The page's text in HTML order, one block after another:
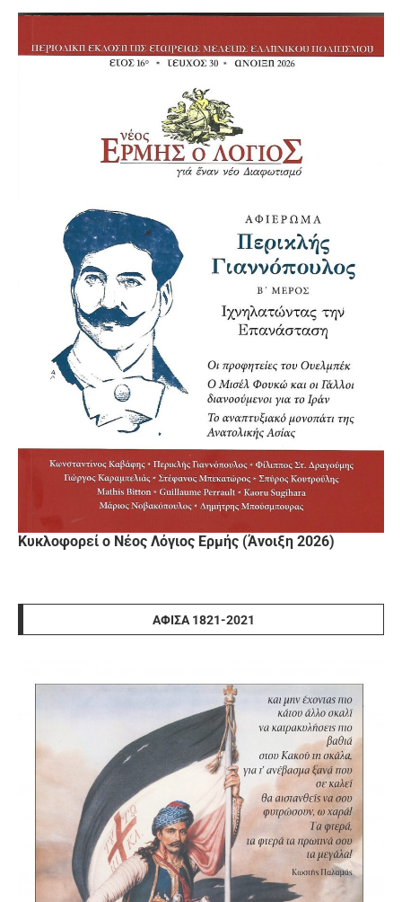
Κυκλοφορεί ο Νέος Λόγιος Ερμής (Άνοιξη 2026)
ΑΦΊΣΑ 1821-2021